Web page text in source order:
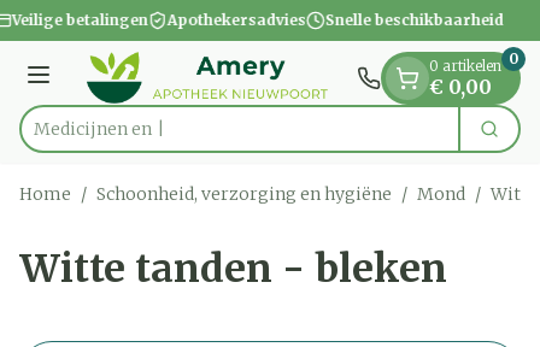
Ga naar de inhoud
1 van 1
Veilige betalingen Apothekersadvies Snelle beschikbaarheid
Menu
Product, merk, categorie... Zoek
0 artikelen
€ 0,00
0
Home / Schoonheid, verzorging en hygiëne / Mond / Witte
Witte tanden - bleken